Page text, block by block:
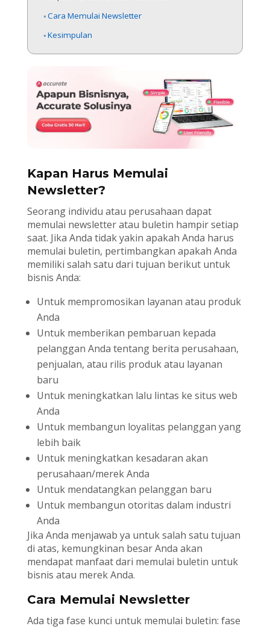
Cara Memulai Newsletter
Kesimpulan
Kapan Harus Memulai
Newsletter?
Seorang individu atau perusahaan dapat
memulai newsletter atau buletin hampir setiap
saat. Jika Anda tidak yakin apakah Anda harus
memulai buletin, pertimbangkan apakah Anda
memiliki salah satu dari tujuan berikut untuk
bisnis Anda:
Untuk mempromosikan layanan atau produk
Anda
Untuk memberikan pembaruan kepada
pelanggan Anda tentang berita perusahaan,
penjualan, atau rilis produk atau layanan
baru
Untuk meningkatkan lalu lintas ke situs web
Anda
Untuk membangun loyalitas pelanggan yang
lebih baik
Untuk meningkatkan kesadaran akan
perusahaan/merek Anda
Untuk mendatangkan pelanggan baru
Untuk membangun otoritas dalam industri
Anda
Jika Anda menjawab ya untuk salah satu tujuan
di atas, kemungkinan besar Anda akan
mendapat manfaat dari memulai buletin untuk
bisnis atau merek Anda.
Cara Memulai Newsletter
Ada tiga fase kunci untuk memulai buletin: fase